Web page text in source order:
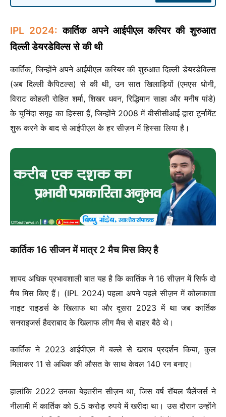
IPL 2024: कार्तिक अपने आईपीएल करियर की शुरुआत
दिल्ली डेयरडेविल्स से की थी
कार्तिक, जिन्होंने अपने आईपीएल करियर की शुरुआत दिल्ली डेयरडेविल्स
(अब दिल्ली कैपिटल्स) से की थी, उन सात खिलाड़ियों (एमएस धोनी,
विराट कोहली रोहित शर्मा, शिखर धवन, रिद्धिमान साहा और मनीष पांडे)
के चुनिंदा समूह का हिस्सा हैं, जिन्होंने 2008 में बीसीसीआई द्वारा टूर्नामेंट
शुरू करने के बाद से आईपीएल के हर सीज़न में हिस्सा लिया है।
कार्तिक 16 सीजन में मात्र 2 मैच मिस किए है
शायद अधिक प्रभावशाली बात यह है कि कार्तिक ने 16 सीज़न में सिर्फ दो
मैच मिस किए हैं। (IPL 2024) पहला अपने पहले सीज़न में कोलकाता
नाइट राइडर्स के खिलाफ था और दूसरा 2023 में था जब कार्तिक
सनराइजर्स हैदराबाद के खिलाफ लीग मैच से बाहर बैठे थे।
कार्तिक ने 2023 आईपीएल में बल्ले से खराब प्रदर्शन किया, कुल
मिलाकर 11 से अधिक की औसत के साथ केवल 140 रन बनाए।
हालांकि 2022 उनका बेहतरीन सीज़न था, जिस वर्ष रॉयल चैलेंजर्स ने
नीलामी में कार्तिक को 5.5 करोड़ रुपये में खरीदा था। उस दौरान उन्होंने